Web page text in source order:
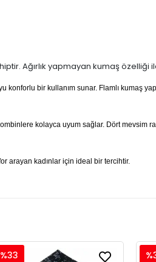
Ağırlık yapmayan kumaş özelliği
bir kullanım sunar. Flamlı kumaş
kolayca uyum sağlar. Dört mevsim
arayan kadınlar için ideal bir tercihtir.
%33